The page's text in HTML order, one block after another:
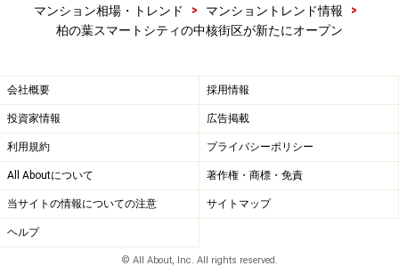
マンション相場・トレンド
> マンショントレンド情報
>
柏の葉スマートシティの中核街区が新たにオープン
会社概要 採用情報
投資家情報 広告掲載
利用規約 プライバシーポリシー
All Aboutについて 著作権・商標・免責
当サイトの情報についての注意 サイトマップ
ヘルプ
© All About, Inc. All rights reserved.